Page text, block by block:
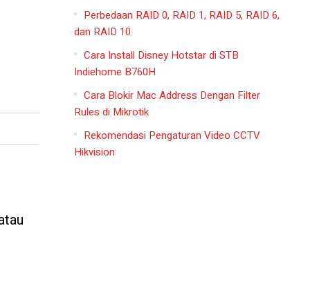
Perbedaan RAID 0, RAID 1, RAID 5, RAID 6,
dan RAID 10
Cara Install Disney Hotstar di STB
Indiehome B760H
Cara Blokir Mac Address Dengan Filter
Rules di Mikrotik
Rekomendasi Pengaturan Video CCTV
Hikvision